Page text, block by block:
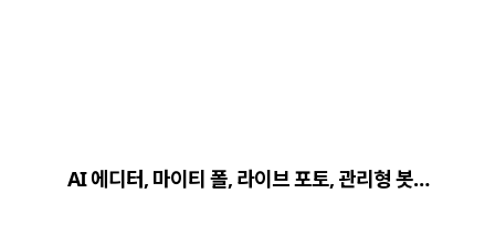
AI 에디터, 마이티 폴, 라이브 포토, 관리형 봇…